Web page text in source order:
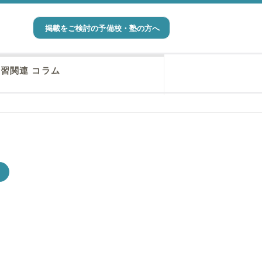
掲載をご検討の予備校・塾の方へ
関連 コラム